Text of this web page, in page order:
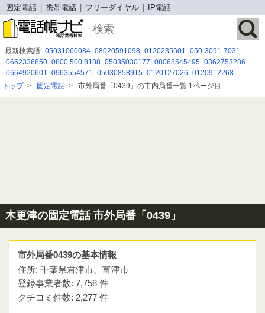
固定電話 携帯電話 フリーダイヤル IP電話
最新検索語: 05031060084 08020591098 0120235601
050-3091-7031
0662336850 0800 500 8188 05035030177 08068545495 0362753286
0664920601 0963554571 05030858915 0120127026 0120912268
05031270418
0120556506 08029411032 09011316802
0368975581
トップ> 固定電話 > 市外局番「0439」の市内局番一覧 1ページ目
木更津の固定電話 市外局番「0439」
市外局番0439の基本情報
住所: 千葉県君津市、富津市
登録事業者数: 7,758 件
クチコミ件数: 2,277 件